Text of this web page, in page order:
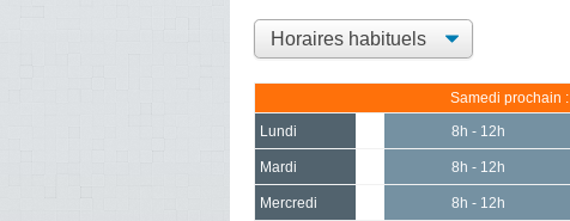
Samedi prochain :
Lundi 8h - 12h
Mardi 8h - 12h
Mercredi 8h - 12h